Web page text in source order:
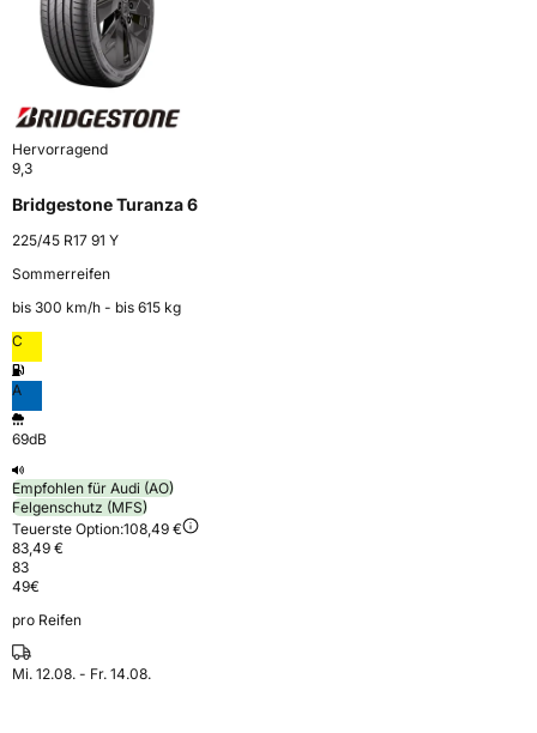
Hervorragend
9,3
Bridgestone Turanza 6
225/45 R17 91 Y
Sommerreifen
bis 300 km⁠/⁠h - bis 615 kg
C
A
69dB
Empfohlen für Audi (AO)
Felgenschutz (MFS)
Teuerste Option:108,49 €
83,49 €
83
49€
pro Reifen
Mi. 12.08. - Fr. 14.08.